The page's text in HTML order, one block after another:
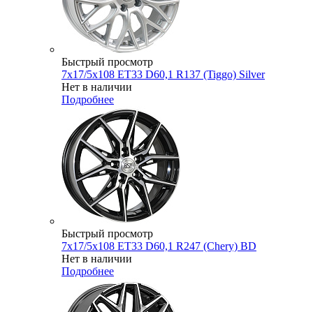
Быстрый просмотр
7x17/5x108 ET33 D60,1 R137 (Tiggo) Silver
Нет в наличии
Подробнее
Быстрый просмотр
7x17/5x108 ET33 D60,1 R247 (Chery) BD
Нет в наличии
Подробнее